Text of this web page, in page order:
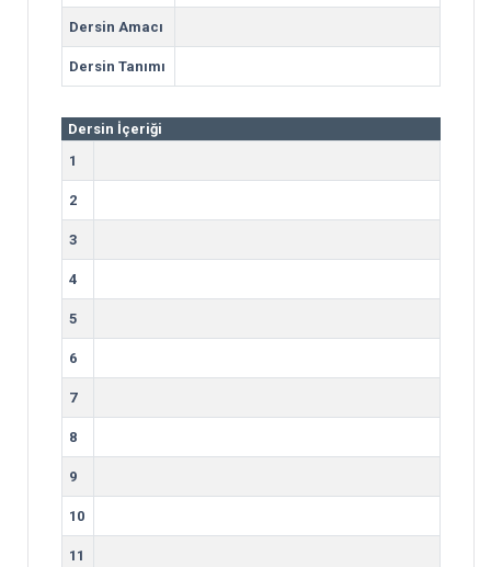
Dersin Amacı
Dersin Tanımı
Dersin İçeriği
1
2
3
4
5
6
7
8
9
10
11